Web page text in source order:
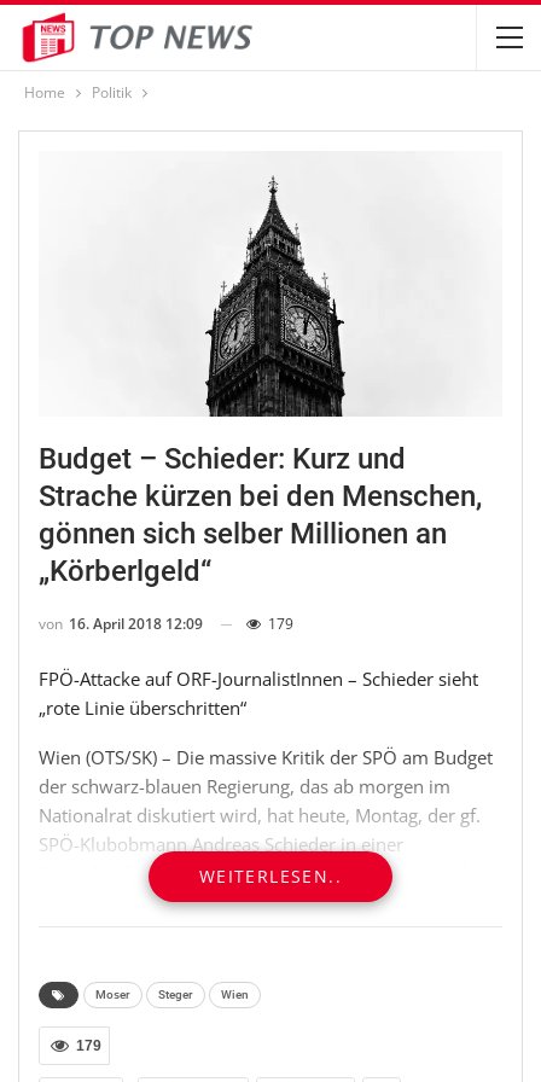
Home Politik
Budget – Schieder: Kurz und
Strache kürzen bei den Menschen,
gönnen sich selber Millionen an
„Körberlgeld“
von 16. April 2018 12:09 179
FPÖ-Attacke auf ORF-JournalistInnen – Schieder sieht
„rote Linie überschritten“
Wien (OTS/SK) – Die massive Kritik der SPÖ am Budget
der schwarz-blauen Regierung, das ab morgen im
Nationalrat diskutiert wird, hat heute, Montag, der gf.
SPÖ-Klubobmann Andreas Schieder in einer
Pressekonferenz bekräftigt. „Diese Regierung kürzt bei
den Menschen, bei älteren Arbeitslosen, bei
Gesundheit, Pflege, bei Kinderbetreuung und Schule,
zusätzliche Planstellen für aufgeblähte Beraterstäbe
Schwarz-Blau zählt Schieder u.a. die Streichung der
Aktion 20.000, den Stopp bzw. die Verschiebung des
WEITERLESEN..
Moser Steger Wien
179